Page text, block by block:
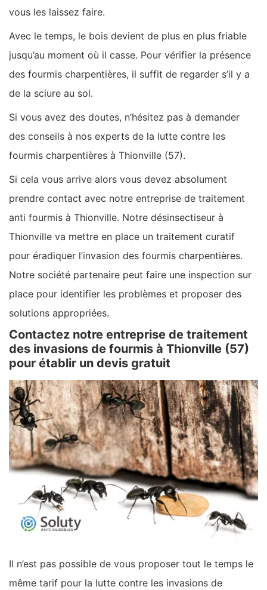
vous les laissez faire.
Avec le temps, le bois devient de plus en plus friable
jusqu’au moment où il casse. Pour vérifier la présence
des fourmis charpentières, il suffit de regarder s’il y a
de la sciure au sol.
Si vous avez des doutes, n’hésitez pas à demander
des conseils à nos experts de la lutte contre les
fourmis charpentières à Thionville (57).
Si cela vous arrive alors vous devez absolument
prendre contact avec notre entreprise de traitement
anti fourmis à Thionville. Notre désinsectiseur à
Thionville va mettre en place un traitement curatif
pour éradiquer l’invasion des fourmis charpentières.
Notre société partenaire peut faire une inspection sur
place pour identifier les problèmes et proposer des
solutions appropriées.
Contactez notre entreprise de traitement
des invasions de fourmis à Thionville (57)
pour établir un devis gratuit
Il n’est pas possible de vous proposer tout le temps le
même tarif pour la lutte contre les invasions de